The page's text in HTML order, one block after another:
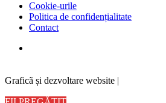
Cookie-urile
Politica de confidențialitate
Contact
Graficã și dezvoltare website |